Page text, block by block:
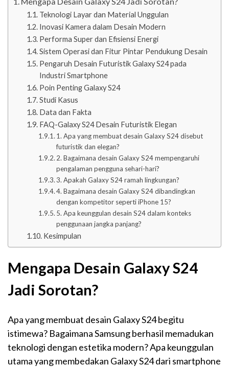
Teknologi Layar dan Material Unggulan
Inovasi Kamera dalam Desain Modern
Performa Super dan Efisiensi Energi
Sistem Operasi dan Fitur Pintar Pendukung Desain
Pengaruh Desain Futuristik Galaxy S24 pada
Industri Smartphone
Poin Penting Galaxy S24
Studi Kasus
Data dan Fakta
FAQ-Galaxy S24 Desain Futuristik Elegan
1. Apa yang membuat desain Galaxy S24 disebut
futuristik dan elegan?
2. Bagaimana desain Galaxy S24 mempengaruhi
pengalaman pengguna sehari-hari?
3. Apakah Galaxy S24 ramah lingkungan?
4. Bagaimana desain Galaxy S24 dibandingkan
dengan kompetitor seperti iPhone 15?
5. Apa keunggulan desain S24 dalam konteks
penggunaan jangka panjang?
Kesimpulan
Mengapa Desain Galaxy S24
Jadi Sorotan?
Apa yang membuat desain Galaxy S24 begitu
istimewa? Bagaimana Samsung berhasil memadukan
teknologi dengan estetika modern? Apa keunggulan
utama yang membedakan Galaxy S24 dari smartphone